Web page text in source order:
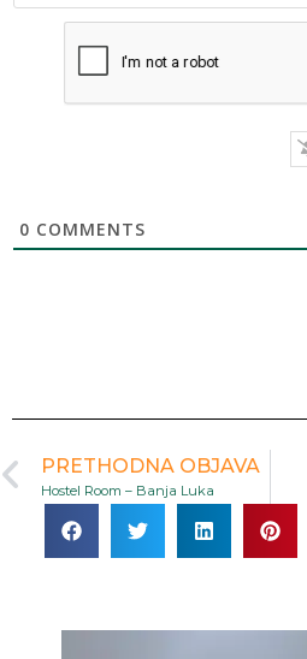
0 COMMENTS
PRETHODNA OBJAVA
Hostel Room – Banja Luka